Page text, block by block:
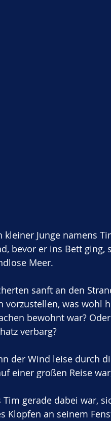
kleiner Junge namens
bevor er ins Bett
Meer.
sanft an den
vorzustellen, was wohl
bewohnt war?
verbarg?
der Wind leise durch
einer großen Reise
Tim gerade dabei war,
Klopfen an seinem